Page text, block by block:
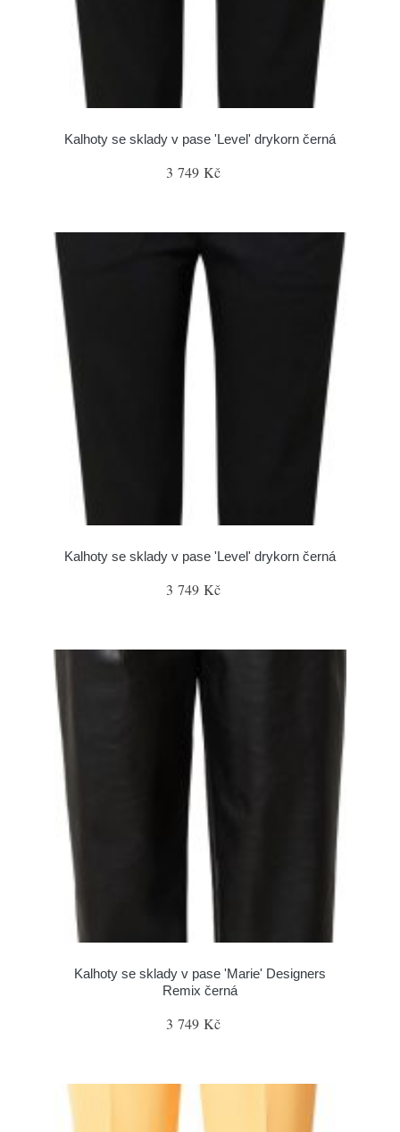
Kalhoty se sklady v pase 'Level' drykorn černá
3 749 Kč
Kalhoty se sklady v pase 'Level' drykorn černá
3 749 Kč
Kalhoty se sklady v pase 'Marie' Designers
Remix černá
3 749 Kč